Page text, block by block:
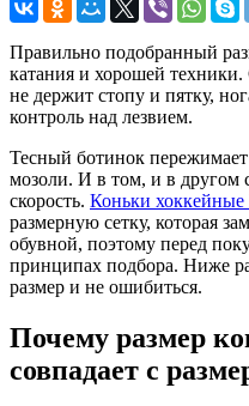
Правильно подобранный
катания и хорошей
не держит стопу и пятку,
контроль над лезвием.
Тесный ботинок
мозоли. И в том, и в другом
скорость. Коньки хоккейные
размерную сетку, которая
обувной, поэтому перед
принципах подбора. Ниже
размер и не ошибиться.
Почему размер
совпадает с